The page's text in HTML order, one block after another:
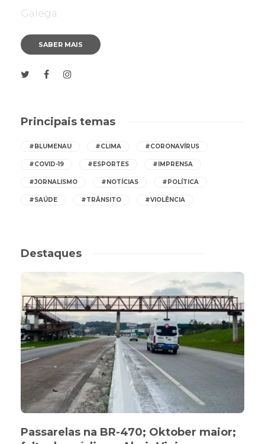
Galega.
SABER MAIS
Principais temas
#BLUMENAU #CLIMA #CORONAVÍRUS
#COVID-19 #ESPORTES #IMPRENSA
#JORNALISMO #NOTÍCIAS #POLÍTICA
#SAÚDE #TRÂNSITO #VIOLÊNCIA
Destaques
Passarelas na BR-470; Oktober maior;